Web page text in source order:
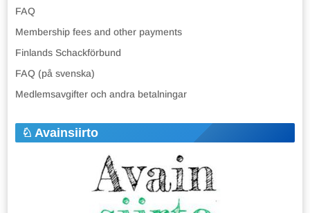
FAQ
Membership fees and other payments
Finlands Schackförbund
FAQ (på svenska)
Medlemsavgifter och andra betalningar
Avainsiirto